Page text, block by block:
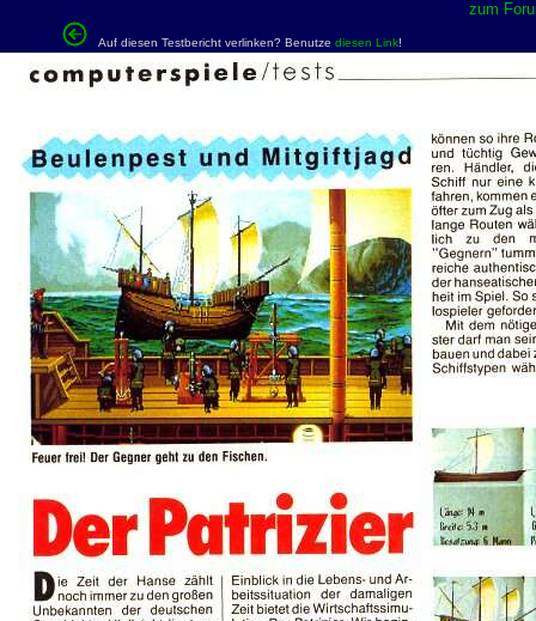
zum
Auf diesen Testbericht verlinken? Benutze diesen Link!